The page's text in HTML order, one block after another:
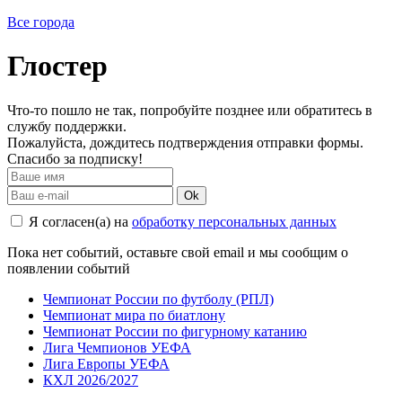
Все города
Глостер
Что-то пошло не так, попробуйте позднее или обратитесь в
службу поддержки.
Пожалуйста, дождитесь подтверждения отправки формы.
Спасибо за подписку!
Ok
Я согласен(а) на обработку персональных данных
Пока нет событий, оставьте свой email и мы сообщим о
появлении событий
Чемпионат России по футболу (РПЛ)
Чемпионат мира по биатлону
Чемпионат России по фигурному катанию
Лига Чемпионов УЕФА
Лига Европы УЕФА
КХЛ 2026/2027